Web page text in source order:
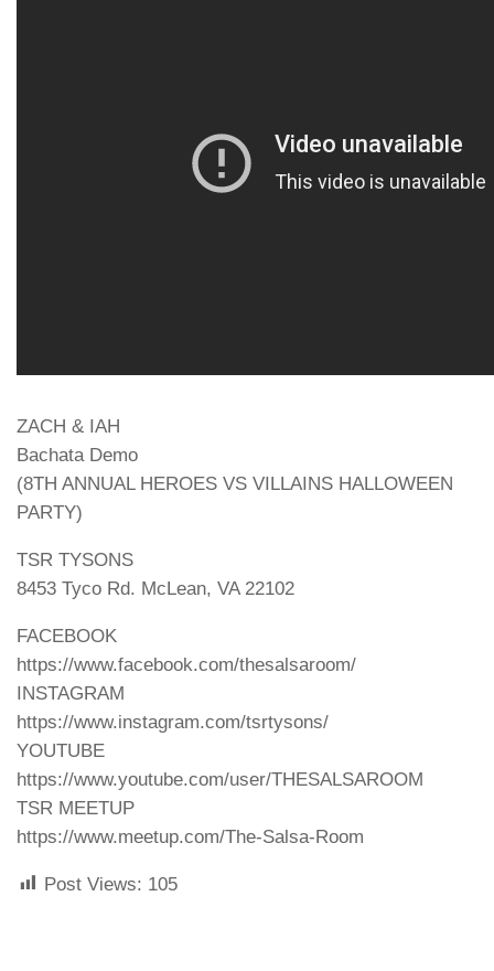
ZACH & IAH
Bachata Demo
(8TH ANNUAL HEROES VS VILLAINS HALLOWEEN
PARTY)
TSR TYSONS
8453 Tyco Rd. McLean, VA 22102
FACEBOOK
https://www.facebook.com/thesalsaroom/
INSTAGRAM
https://www.instagram.com/tsrtysons/
YOUTUBE
https://www.youtube.com/user/THESALSAROOM
TSR MEETUP
https://www.meetup.com/The-Salsa-Room
Post Views: 105